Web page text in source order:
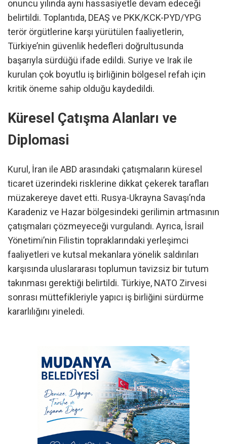
onuncu yılında aynı hassasiyetle devam edeceği
belirtildi. Toplantıda, DEAŞ ve PKK/KCK-PYD/YPG
terör örgütlerine karşı yürütülen faaliyetlerin,
Türkiye’nin güvenlik hedefleri doğrultusunda
başarıyla sürdüğü ifade edildi. Suriye ve Irak ile
kurulan çok boyutlu iş birliğinin bölgesel refah için
kritik öneme sahip olduğu kaydedildi.
Küresel Çatışma Alanları ve
Diplomasi
Kurul, İran ile ABD arasındaki çatışmaların küresel
ticaret üzerindeki risklerine dikkat çekerek tarafları
müzakereye davet etti. Rusya-Ukrayna Savaşı’nda
Karadeniz ve Hazar bölgesindeki gerilimin artmasının
çatışmaları çözmeyeceği vurgulandı. Ayrıca, İsrail
Yönetimi’nin Filistin topraklarındaki yerleşimci
faaliyetleri ve kutsal mekanlara yönelik saldırıları
karşısında uluslararası toplumun tavizsiz bir tutum
takınması gerektiği belirtildi. Türkiye, NATO Zirvesi
sonrası müttefikleriyle yapıcı iş birliğini sürdürme
kararlılığını yineledi.